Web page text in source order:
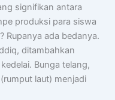
signifikan antara
produksi para siswa
Rupanya ada bedanya.
ditambahkan
Bunga telang,
laut) menjadi